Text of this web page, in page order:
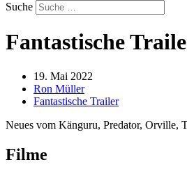
Suche
Fantastische
19. Mai 2022
Ron Müller
Fantastische Trailer
Neues vom Känguru, Predator, Orville,
Filme